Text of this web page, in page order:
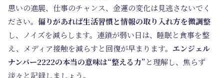
思いの進展、仕事のチャンス、金運の変化は見逃さないでく
ださい。 偏りがあれば生活習慣と情報の取り入れ方を微調整
し、ノイズを減らします。連鎖が弱い日は、睡眠と食事を整
え、メディア接触を減らすと回復が早まります。 エンジェル
ナンバー2222の本当の意味は“整える力”と理解し、焦らず
淡々と記録しましょう。